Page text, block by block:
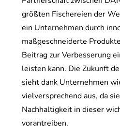
größten Fischereien der
ein Unternehmen durch
maßgeschneiderte
Beitrag zur Verbesserung
leisten kann. Die Zukunft
sieht dank Unternehmen
vielversprechend aus, da
Nachhaltigkeit in dieser
vorantreiben.